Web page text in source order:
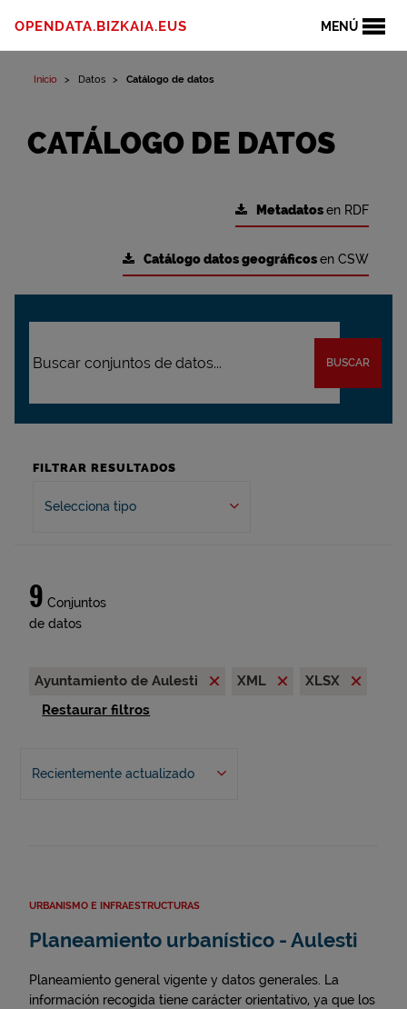
MENÚ
OPENDATA.BIZKAIA.EUS
Inicio Datos Catálogo de datos
CATÁLOGO DE DATOS
Metadatosen RDF
Catálogo datos geográficosen CSW
BUSCAR
FILTRAR RESULTADOS
Selecciona tipo
9 Conjuntos
de datos
Ayuntamiento de Aulesti XML
XLSX
Restaurar filtros
Recientemente actualizado
URBANISMO E INFRAESTRUCTURAS
Planeamiento urbanístico - Aulesti
Planeamiento general vigente y datos generales. La
información recogida tiene carácter orientativo, ya que los